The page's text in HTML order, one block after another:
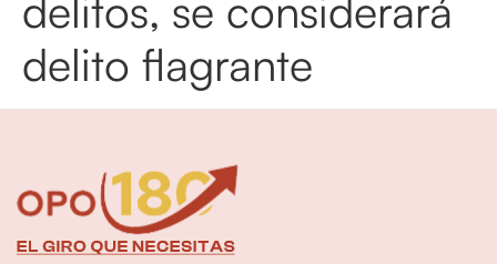
delito flagrante